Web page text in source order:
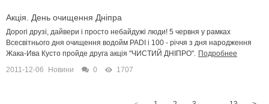
Акція. День очищення Дніпра
Дорогі друзі, дайвери і просто небайдужі люди! 5 червня у рамках
Всесвітнього дня очищення водойм PADI і 100 - річчя з дня народження
Жака-Ива Кусто пройде друга акція "ЧИСТИЙ ДНІПРО". Подробнее
2011-12-06
Новини 0 1707